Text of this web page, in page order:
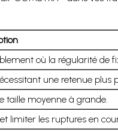
où la régularité de
une retenue plus
taille moyenne à grande.
limiter les ruptures en